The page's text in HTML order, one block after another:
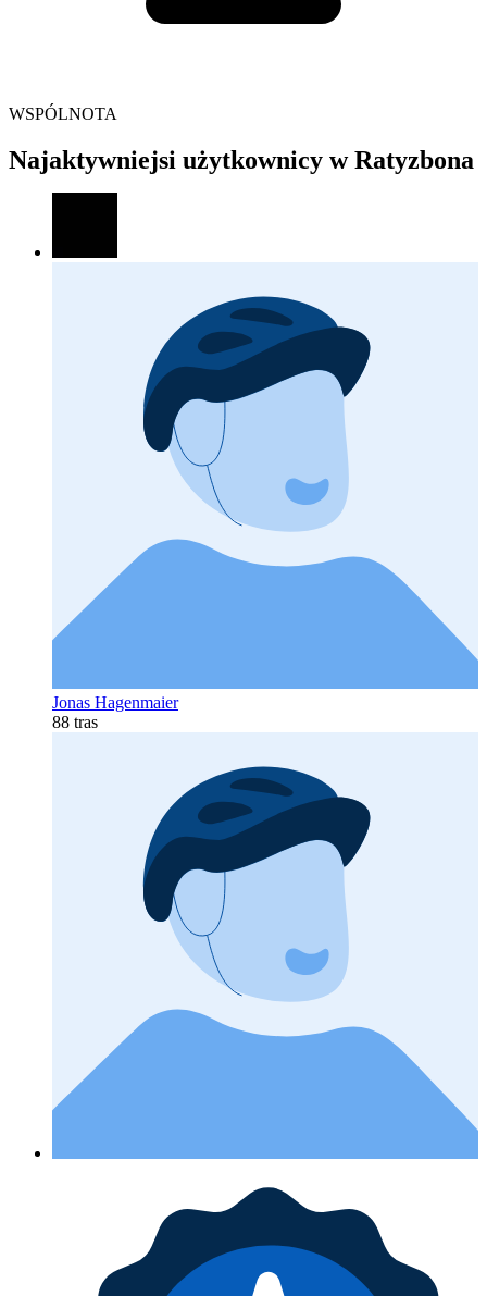
WSPÓLNOTA
Najaktywniejsi użytkownicy w Ratyzbona
Jonas Hagenmaier
88 tras